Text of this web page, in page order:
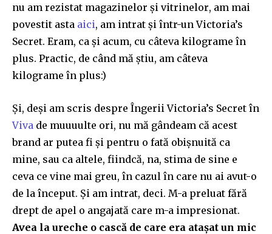
nu am rezistat magazinelor și vitrinelor, am mai
povestit asta aici, am intrat și într-un Victoria’s
Secret. Eram, ca și acum, cu câteva kilograme în
plus. Practic, de când mă știu, am câteva
kilograme în plus:)
Și, deși am scris despre ÎngeriiVictoria’s Secret în
Viva de muuuulte ori, nu mă gândeam că acest
brand ar putea fi și pentru o fată obișnuită ca
mine, sau ca altele, fiindcă, na, stima de sine e
ceva ce vine mai greu, în cazul în care nu ai avut-o
de la început. Și am intrat, deci. M-a preluat fără
drept de apel o angajată care m-a impresionat.
Avea la ureche o cască de care era atașat un mic